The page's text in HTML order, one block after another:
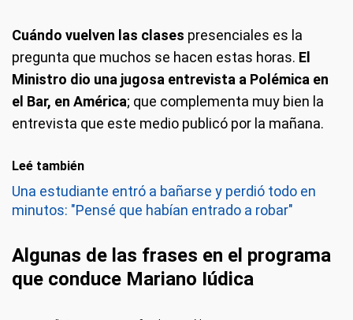
Cuándo vuelven las clases presenciales es la
pregunta que muchos se hacen estas horas. El
Ministro dio una jugosa entrevista a Polémica en
el Bar, en América; que complementa muy bien la
entrevista que este medio publicó por la mañana.
Leé también
Una estudiante entró a bañarse y perdió todo en
minutos: "Pensé que habían entrado a robar"
Algunas de las frases en el programa
que conduce Mariano Iúdica